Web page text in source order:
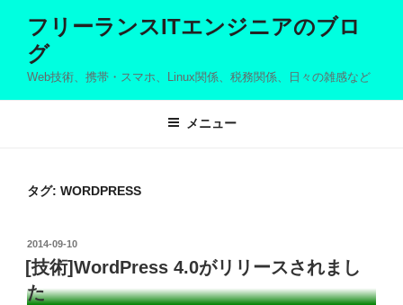
フリーランスITエンジニアのブロ
グ
Web技術、携帯・スマホ、Linux関係、税務関係、日々の雑感など
メニュー
タグ: WORDPRESS
投
稿
日:
2014-09-10
[技術]WordPress 4.0がリリースされまし
た